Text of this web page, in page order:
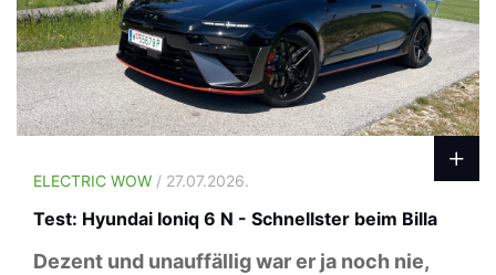
ELECTRIC WOW / 27.07.2026.
Test: Hyundai Ioniq 6 N - Schnellster beim Billa
Dezent und unauffällig war er ja noch nie,